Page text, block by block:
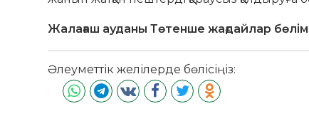
Жалағаш ауданы Төтенше жағдайлар
Әлеуметтік желілерде бөлісіңіз: